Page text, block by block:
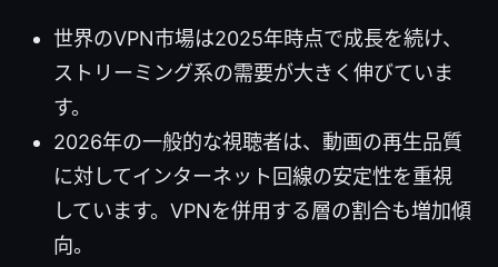
世界のVPN市場は2025年時点で成長を続け、
ストリーミング系の需要が大きく伸びていま
す。
2026年の一般的な視聴者は、動画の再生品質
に対してインターネット回線の安定性を重視
しています。VPNを併用する層の割合も増加傾
向。